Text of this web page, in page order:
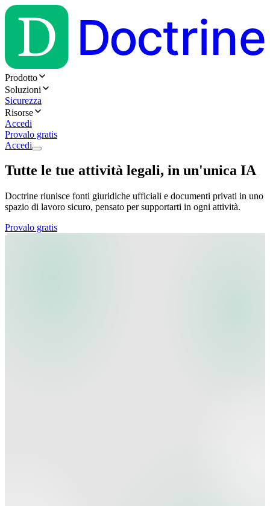
Prodotto
Soluzioni
Sicurezza
Risorse
Accedi
Provalo gratis
Accedi
Tutte le tue attività legali, in un'unica IA
Doctrine riunisce fonti giuridiche ufficiali e documenti privati in uno
spazio di lavoro sicuro, pensato per supportarti in ogni attività.
Provalo gratis